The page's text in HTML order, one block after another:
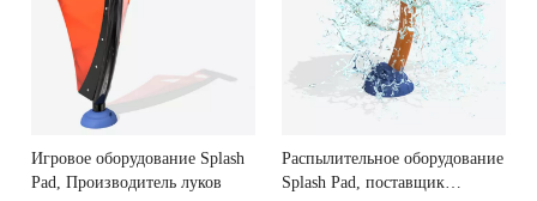
Игровое оборудование Splash
Pad, Производитель луков
Распылительное оборудование
Splash Pad, поставщик